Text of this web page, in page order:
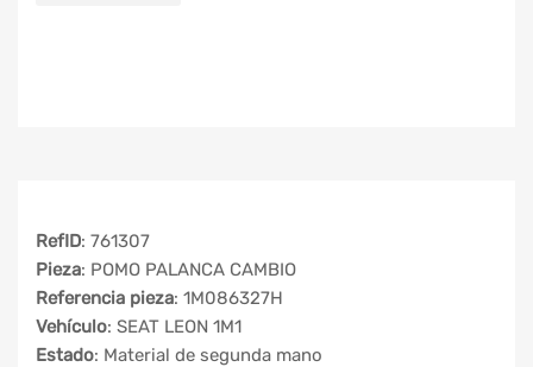
RefID: 761307
Pieza: POMO PALANCA CAMBIO
Referencia pieza: 1M086327H
Vehículo: SEAT LEON 1M1
Estado: Material de segunda mano